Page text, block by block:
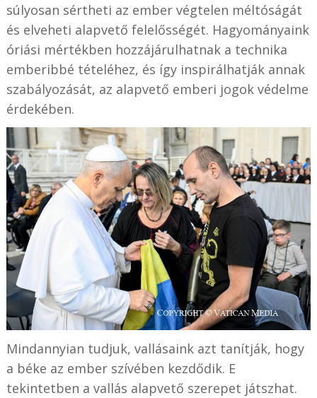
súlyosan sértheti az ember végtelen méltóságát
és elveheti alapvető felelősségét. Hagyományaink
óriási mértékben hozzájárulhatnak a technika
emberibbé tételéhez, és így inspirálhatják annak
szabályozását, az alapvető emberi jogok védelme
érdekében.
Mindannyian tudjuk, vallásaink azt tanítják, hogy
a béke az ember szívében kezdődik. E
tekintetben a vallás alapvető szerepet játszhat.